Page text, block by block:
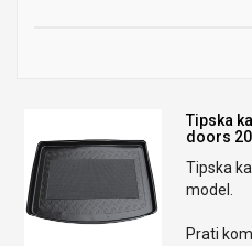
Tipska
doors
Tipska
model.
Prati